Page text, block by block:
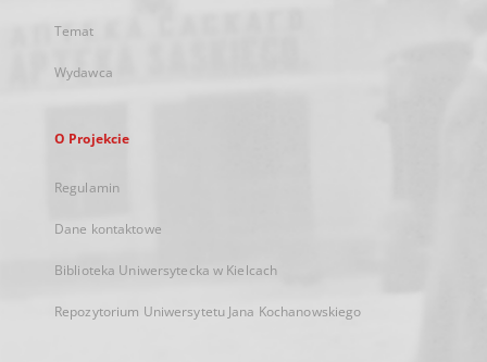
Temat
Wydawca
O Projekcie
Regulamin
Dane kontaktowe
Biblioteka Uniwersytecka w Kielcach
Repozytorium Uniwersytetu Jana Kochanowskiego